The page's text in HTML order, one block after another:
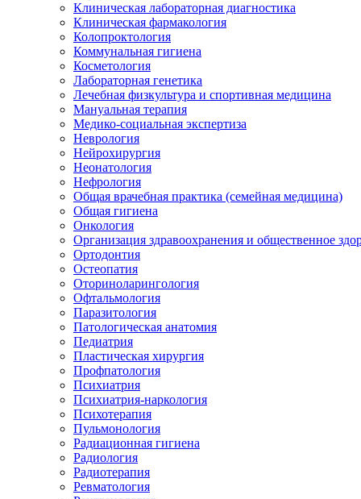
Клиническая лабораторная диагностика
Клиническая фармакология
Колопроктология
Коммунальная гигиена
Косметология
Лабораторная генетика
Лечебная физкультура и спортивная медицина
Мануальная терапия
Медико-социальная экспертиза
Неврология
Нейрохирургия
Неонатология
Нефрология
Общая врачебная практика (семейная медицина)
Общая гигиена
Онкология
Организация здравоохранения и общественное
Ортодонтия
Остеопатия
Оториноларингология
Офтальмология
Паразитология
Патологическая анатомия
Педиатрия
Пластическая хирургия
Профпатология
Психиатрия
Психиатрия-наркология
Психотерапия
Пульмонология
Радиационная гигиена
Радиология
Радиотерапия
Ревматология